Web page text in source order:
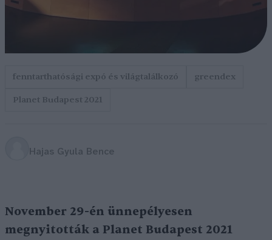
fenntarthatósági expó és világtalálkozó
greendex
Planet Budapest 2021
Hajas Gyula Bence
November 29-én ünnepélyesen
megnyitották a Planet Budapest 2021